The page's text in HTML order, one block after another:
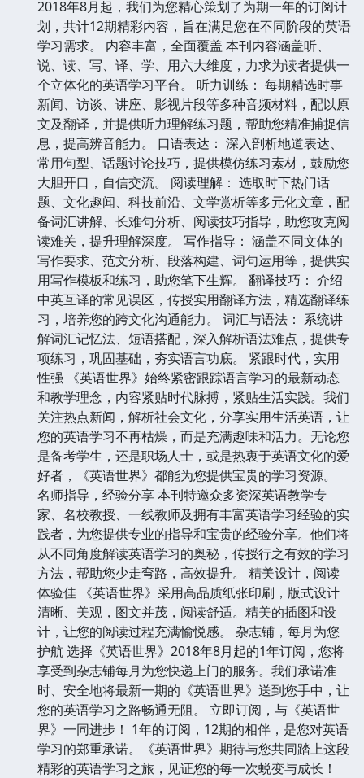
2018年8月起，我们为您精心策划了为期一年的订阅计
划，共计12期精彩内容，旨在满足您在不同阶段的英语
学习需求。 内容丰富，全面覆盖 本刊内容涵盖听、
说、读、写、译、学、用六大维度，力求为读者提供一
个立体化的英语学习平台。 听力训练： 每期精选时事
新闻、访谈、讲座、影视片段等多种音频材料，配以原
文及翻译，并提供听力理解练习题，帮助您精准捕捉信
息，提高辨音能力。 口语表达： 深入剖析地道表达、
常用句型、话题讨论技巧，提供模仿练习素材，鼓励您
大胆开口，自信交流。 阅读理解： 选取时下热门话
题、文化趣闻、科技前沿、文学赏析等多元化文章，配
备词汇讲解、长难句分析、阅读技巧指导，助您攻克阅
读难关，提升理解深度。 写作指导： 涵盖不同文体的
写作要求、范文分析、段落构建、词句运用等，提供实
用写作模板和练习，助您笔下生辉。 翻译技巧： 介绍
中英互译的常见误区，传授实用翻译方法，精选翻译练
习，培养您的跨文化沟通能力。 词汇与语法： 系统讲
解词汇记忆法、短语搭配，深入解析语法难点，提供专
项练习，巩固基础，夯实语言功底。 紧跟时代，实用
性强 《英语世界》始终紧密跟踪语言学习的最新动态
和教学理念，内容紧贴时代脉搏，紧贴生活实践。我们
关注热点新闻，解析社会文化，分享实用生活英语，让
您的英语学习不再枯燥，而是充满趣味和活力。无论您
是备考学生，还是职场人士，或是热衷于英语文化的爱
好者，《英语世界》都能为您提供宝贵的学习资源。
名师指导，经验分享 本刊特邀众多资深英语教学专
家、名校教授、一线教师及拥有丰富英语学习经验的实
践者，为您提供专业的指导和宝贵的经验分享。他们将
从不同角度解读英语学习的奥秘，传授行之有效的学习
方法，帮助您少走弯路，高效提升。 精美设计，阅读
体验佳 《英语世界》采用高品质纸张印刷，版式设计
清晰、美观，图文并茂，阅读舒适。精美的插图和设
计，让您的阅读过程充满愉悦感。 杂志铺，每月为您
护航 选择《英语世界》2018年8月起的1年订阅，您将
享受到杂志铺每月为您快递上门的服务。我们承诺准
时、安全地将最新一期的《英语世界》送到您手中，让
您的英语学习之路畅通无阻。 立即订阅，与《英语世
界》一同进步！ 1年的订阅，12期的相伴，是您对英语
学习的郑重承诺。《英语世界》期待与您共同踏上这段
精彩的英语学习之旅，见证您的每一次蜕变与成长！